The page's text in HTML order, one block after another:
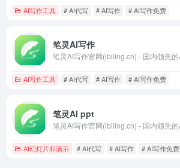
AI写作工具 # AI代写 # AI写作 # AI写作免费
笔灵AI写作
AI写作工具 # AI代写 # AI写作 # AI写作免费
笔灵AI ppt
AI幻灯片和演示 # AI代写 # AI写作 # AI写作免费